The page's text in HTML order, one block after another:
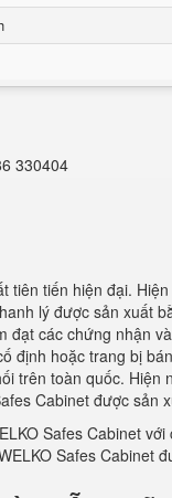
330404
tiến hiện đại.
lý được sản xuất
các chứng nhận
định hoặc trang bị
toàn quốc.
Cabinet được sản
Safes Cabinet
Safes